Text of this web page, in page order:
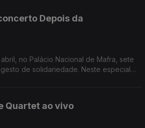
Depois da
no Palácio Nacional de Mafra, sete
de solidariedade. Neste especial
Quartet ao vivo